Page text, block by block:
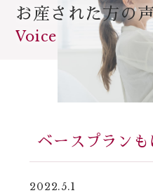
お産された方の
Voice
ベースプランも
2022.5.1